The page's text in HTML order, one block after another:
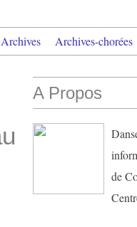
Archives Archives-chorées
A Propos
de